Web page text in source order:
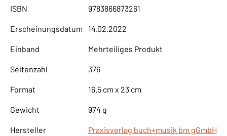
ISBN 9783866873261
Erscheinungsdatum 14.02.2022
Einband Mehrteiliges Produkt
Seitenzahl 376
Format 16.5 cm x 23 cm
Gewicht 974 g
Hersteller
Praxisverlag buch+musik bm gGmbH